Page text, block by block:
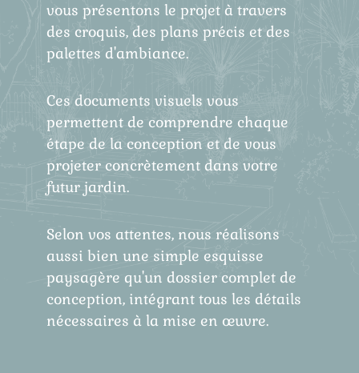
vous présentons le projet à travers
des croquis, des plans précis et des
palettes d'ambiance.
Ces documents visuels vous
permettent de comprendre chaque
étape de la conception et de vous
projeter concrètement dans votre
futur jardin.
Selon vos attentes, nous réalisons
aussi bien une simple esquisse
paysagère qu'un dossier complet de
conception, intégrant tous les détails
nécessaires à la mise en œuvre.